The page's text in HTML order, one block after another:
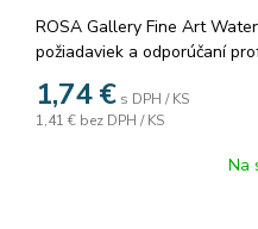
ROSA Gallery Fine Art
požiadaviek a odporúčaní
Akvarelové farby sú
vysoko kvalitných
mletých pigmentov, ktorá
farby. Rosa akvarelové
1,74 € s DPH / KS
1,41 € bez DPH / KS
Na